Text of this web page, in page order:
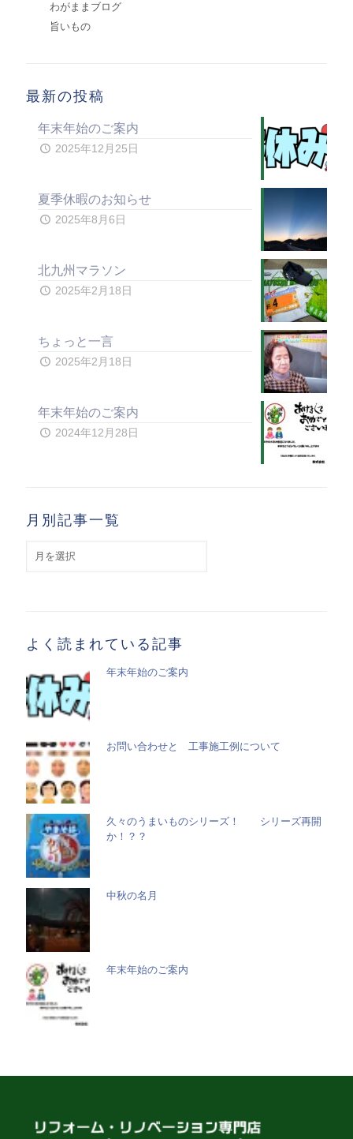
わがままブログ
旨いもの
最新の投稿
年末年始のご案内
2025年12月25日
夏季休暇のお知らせ
2025年8月6日
北九州マラソン
2025年2月18日
ちょっと一言
2025年2月18日
年末年始のご案内
2024年12月28日
月別記事一覧
よく読まれている記事
年末年始のご案内
お問い合わせと 工事施工例について
久々のうまいものシリーズ！ シリーズ再開
か！？？
中秋の名月
年末年始のご案内